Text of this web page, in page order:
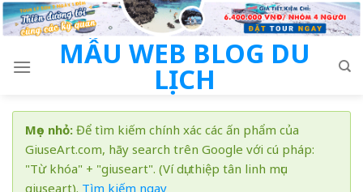
Skip
to
MẪU WEB BLOG DU
LỊCH
Mẹo nhỏ: Để tìm kiếm chính xác các ấn phẩm của
GiuseArt.com, hãy search trên Google với cú pháp:
"Từ khóa" + "giuseart". (Ví dụ: thiệp tân linh mục
giuseart). Tìm kiếm ngay